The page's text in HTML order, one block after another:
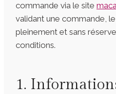
commande via le site
validant une commande,
pleinement et sans
conditions.
1.